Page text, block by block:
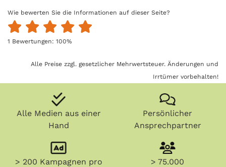
Wie bewerten Sie die Informationen auf dieser Seite?
1 Bewertungen: 100%
Alle Preise zzgl. gesetzlicher Mehrwertsteuer. Änderungen und
Irrtümer vorbehalten!
Alle Medien aus einer
Hand
Persönlicher
Ansprechpartner
> 200 Kampagnen pro
> 75.000